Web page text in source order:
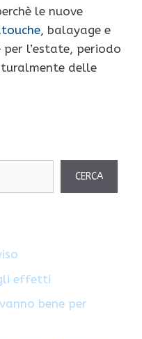
le nuove
, balayage e
l’estate, periodo
delle
CERCA
effetti
bene per